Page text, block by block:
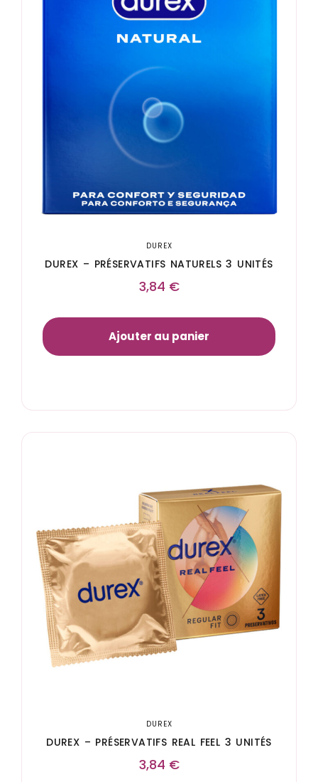
DUREX
DUREX – PRÉSERVATIFS NATURELS 3 UNITÉS
3,84 €
Ajouter au panier
DUREX
DUREX – PRÉSERVATIFS REAL FEEL 3 UNITÉS
3,84 €